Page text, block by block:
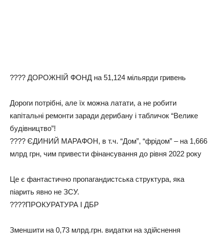
???? ДОРОЖНІЙ ФОНД на 51,124 мільярди гривень
Дороги потрібні, але їх можна латати, а не робити
капітальні ремонти заради дерибану і табличок “Велике
будівництво”!
???? ЄДИНИЙ МАРАФОН, в т.ч. “Дом”, “фрідом” – на 1,666
млрд грн, чим привести фінансування до рівня 2022 року
Це є фантастично пропагандистська структура, яка
піарить явно не ЗСУ.
????‍ПРОКУРАТУРА І ДБР
Зменшити на 0,73 млрд.грн. видатки на здійснення